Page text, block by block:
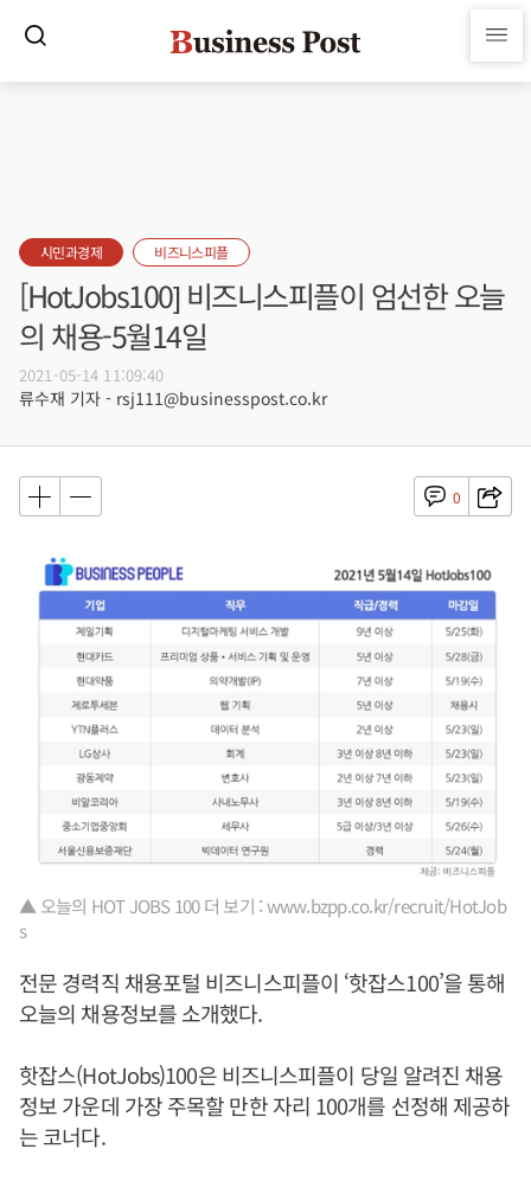
시민과경제 비즈니스피플
[HotJobs100] 비즈니스피플이 엄선한 오늘
의 채용-5월14일
2021-05-14 11:09:40
류수재 기자 - rsj111@businesspost.co.kr
0
▲ 오늘의 HOT JOBS 100 더 보기 : www.bzpp.co.kr/recruit/HotJob
s
전문 경력직 채용포털 비즈니스피플이 ‘핫잡스100’을 통해
오늘의 채용정보를 소개했다.
핫잡스(HotJobs)100은 비즈니스피플이 당일 알려진 채용
정보 가운데 가장 주목할 만한 자리 100개를 선정해 제공하
는 코너다.